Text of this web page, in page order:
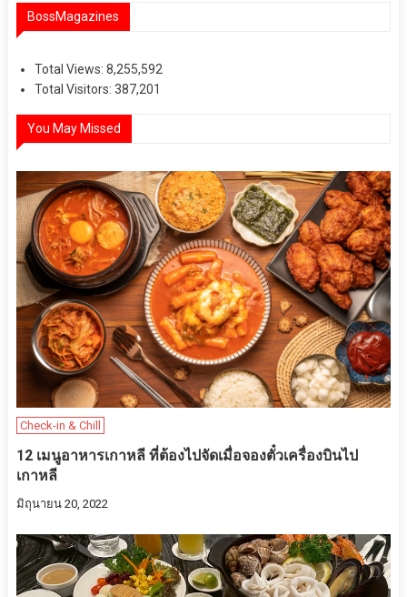
BossMagazines
Total Views: 8,255,592
Total Visitors: 387,201
You May Missed
Check-in & Chill
12 เมนูอาหารเกาหลี ที่ต้องไปจัดเมื่อจองตั๋วเครื่องบินไป
เกาหลี
มิถุนายน 20, 2022